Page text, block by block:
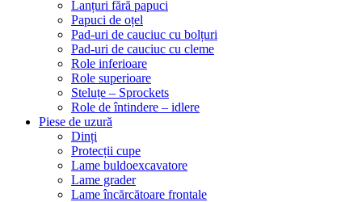
Lanțuri fără papuci
Papuci de oțel
Pad-uri de cauciuc cu bolțuri
Pad-uri de cauciuc cu cleme
Role inferioare
Role superioare
Steluțe – Sprockets
Role de întindere – idlere
Piese de uzură
Dinți
Protecții cupe
Lame buldoexcavatore
Lame grader
Lame încărcătoare frontale